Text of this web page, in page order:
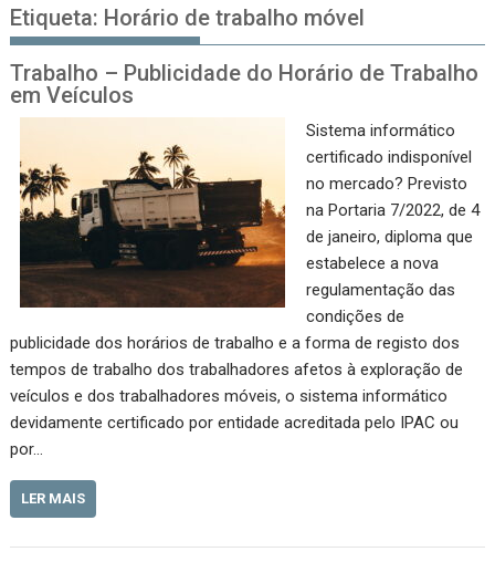
Etiqueta: Horário de trabalho móvel
Trabalho – Publicidade do Horário de Trabalho
em Veículos
Sistema informático
certificado indisponível
no mercado? Previsto
na Portaria 7/2022, de 4
de janeiro, diploma que
estabelece a nova
regulamentação das
condições de
publicidade dos horários de trabalho e a forma de registo dos
tempos de trabalho dos trabalhadores afetos à exploração de
veículos e dos trabalhadores móveis, o sistema informático
devidamente certificado por entidade acreditada pelo IPAC ou
por…
LER MAIS